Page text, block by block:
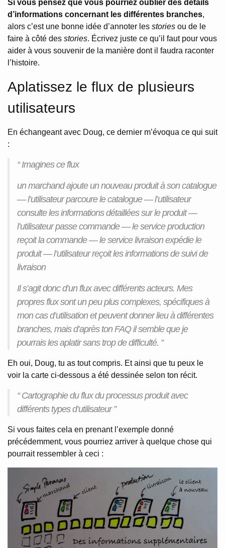
Si vous pensez que vous pourriez oublier des détails
d’informations concernant les différentes branches,
alors c’est une bonne idée d’annoter les stories ou de le
faire à côté des stories. Écrivez juste ce qu’il faut pour vous
aider à vous souvenir de la manière dont il faudra raconter
l’histoire.
Aplatissez le flux de plusieurs
utilisateurs
En échangeant avec Doug, ce dernier m’évoqua ce qui suit
:
“ Imagines ce flux
un marchand ajoute un nouveau produit à son catalogue
— l’utilisateur parcoure le catalogue — l’utilisateur
consulte les informations détaillées sur le produit —
l’utilisateur passe commande — le service production
reçoit la commande — le service livraison expédie le
produit — l’utilisateur reçoit les informations de suivi de
livraison
Il s’agit donc d’un flux avec différents acteurs. Mes
propres flux sont un peu plus complexes, spécifiques à
mon cas d’utilisation et peuvent donner lieu à différentes
branches, mais d’après ton FAQ il semble que je
pourrais les aplatir sans trop de difficulté. ”
Eh oui, Doug, tu as tout compris. Et ainsi que tu peux le
voir la carte ci-dessous a été dessinée selon ton récit.
“ Cartographie du flux du processus produit avec
différents types d’utilisateur ”
Si vous faites cela en prenant l’exemple donné
précédemment, vous pourriez arriver à quelque chose qui
pourrait ressembler à ceci :